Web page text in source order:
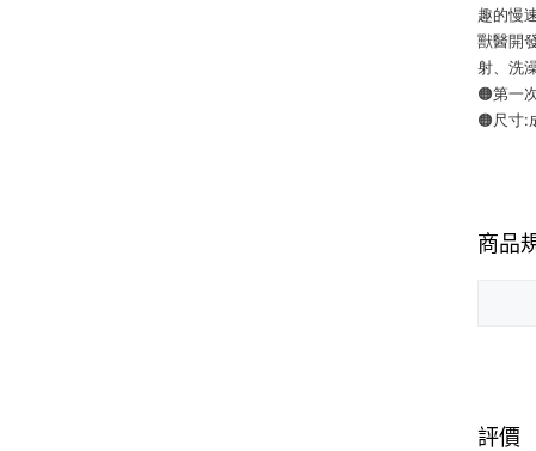
趣的慢
獸醫開
射、洗
🟠第一
🟠尺寸:
商品
評價